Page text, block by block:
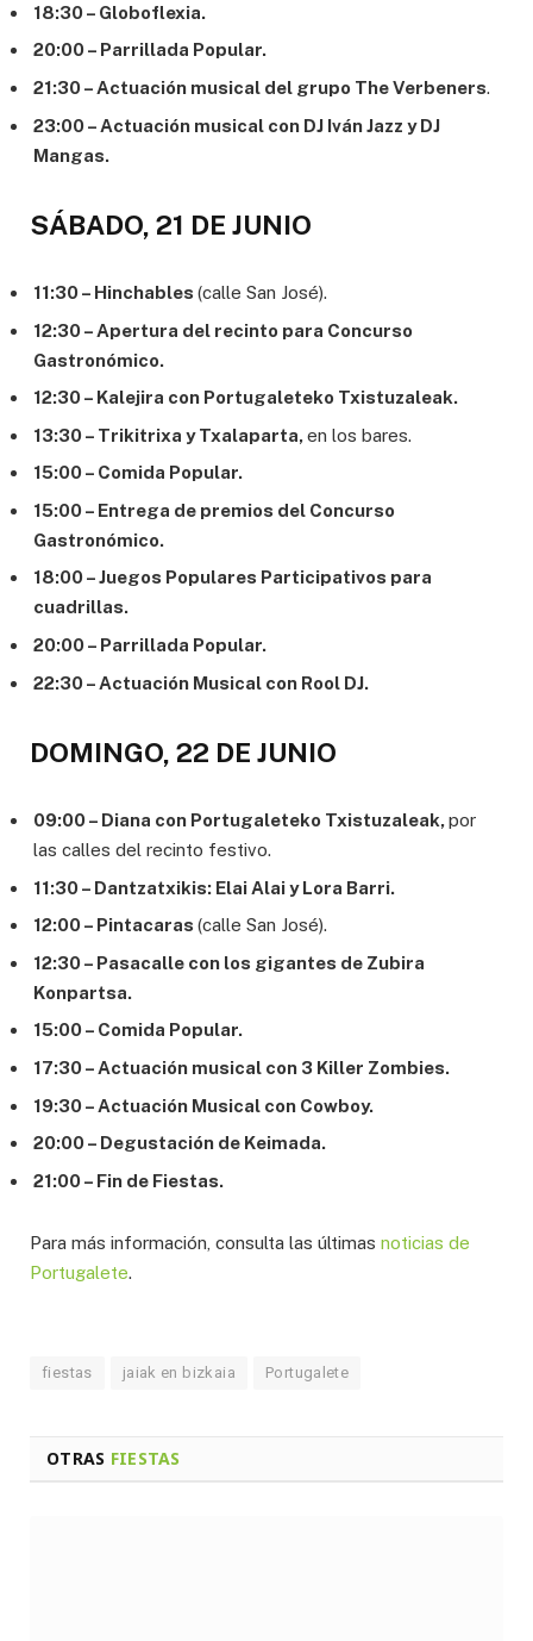
18:30 – Globoflexia.
20:00 – Parrillada Popular.
21:30 – Actuación musical del grupo The Verbeners.
23:00 – Actuación musical con DJ Iván Jazz y DJ
Mangas.
SÁBADO, 21 DE JUNIO
11:30 – Hinchables (calle San José).
12:30 – Apertura del recinto para Concurso
Gastronómico.
12:30 – Kalejira con Portugaleteko Txistuzaleak.
13:30 – Trikitrixa y Txalaparta,en los bares.
15:00 – Comida Popular.
15:00 – Entrega de premios del Concurso
Gastronómico.
18:00 – Juegos Populares Participativos para
cuadrillas.
20:00 – Parrillada Popular.
22:30 – Actuación Musical con Rool DJ.
DOMINGO, 22 DE JUNIO
09:00 – Diana con Portugaleteko Txistuzaleak,por
las calles del recinto festivo.
11:30 – Dantzatxikis: Elai Alai y Lora Barri.
12:00 – Pintacaras (calle San José).
12:30 – Pasacalle con los gigantes de Zubira
Konpartsa.
15:00 – Comida Popular.
17:30 – Actuación musical con 3 Killer Zombies.
19:30 – Actuación Musical con Cowboy.
20:00 – Degustación de Keimada.
21:00 – Fin de Fiestas.
Para más información, consulta las últimas noticias de
Portugalete.
fiestas jaiak en bizkaia Portugalete
OTRAS FIESTAS